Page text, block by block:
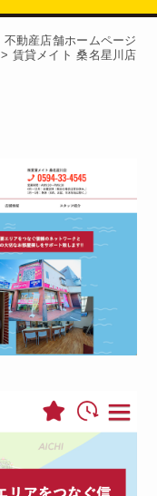
不動産店舗ホームページ
> 賃貸メイト 桑名星川店